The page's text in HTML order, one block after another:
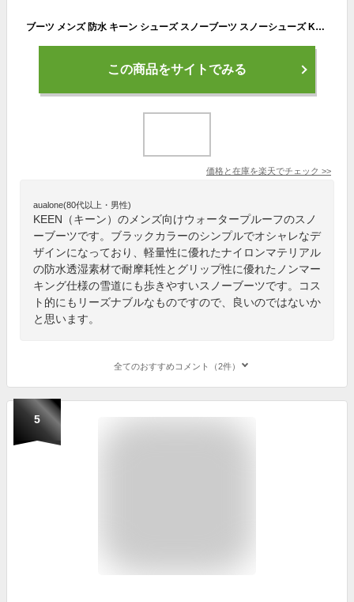
ブーツ メンズ 防水 キーン シューズ スノーブーツ スノーシューズ KEEN HOODROMEO WP WATERPROOF 25cm-28cm
この商品をサイトでみる
価格と在庫を楽天でチェック >>
aualone(80代以上・男性)
KEEN（キーン）のメンズ向けウォータープルーフのスノ
ーブーツです。ブラックカラーのシンプルでオシャレなデ
ザインになっており、軽量性に優れたナイロンマテリアル
の防水透湿素材で耐摩耗性とグリップ性に優れたノンマー
キング仕様の雪道にも歩きやすいスノーブーツです。コス
ト的にもリーズナブルなものですので、良いのではないか
と思います。
全てのおすすめコメント（2件）
5